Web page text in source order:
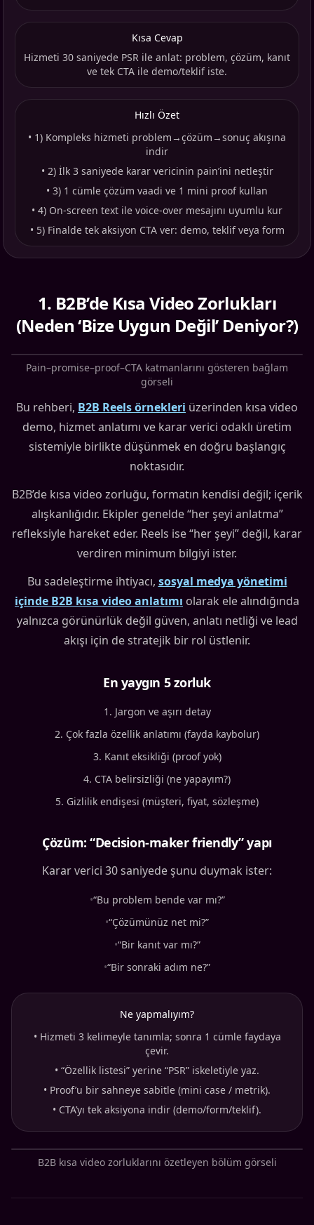
Kısa Cevap
Hizmeti 30 saniyede PSR ile anlat: problem, çözüm, kanıt
ve tek CTA ile demo/teklif iste.
Hızlı Özet
• 1) Kompleks hizmeti problem→çözüm→sonuç akışına
indir
• 2) İlk 3 saniyede karar vericinin pain’ini netleştir
• 3) 1 cümle çözüm vaadi ve 1 mini proof kullan
• 4) On-screen text ile voice-over mesajını uyumlu kur
• 5) Finalde tek aksiyon CTA ver: demo, teklif veya form
1. B2B’de Kısa Video Zorlukları
(Neden ‘Bize Uygun Değil’ Deniyor?)
Pain–promise–proof–CTA katmanlarını gösteren bağlam
görseli
Bu rehberi, B2B Reels örnekleri üzerinden kısa video
demo, hizmet anlatımı ve karar verici odaklı üretim
sistemiyle birlikte düşünmek en doğru başlangıç
noktasıdır.
B2B’de kısa video zorluğu, formatın kendisi değil; içerik
alışkanlığıdır. Ekipler genelde “her şeyi anlatma”
refleksiyle hareket eder. Reels ise “her şeyi” değil, karar
verdiren minimum bilgiyi ister.
Bu sadeleştirme ihtiyacı, sosyal medya yönetimi
içinde B2B kısa video anlatımı olarak ele alındığında
yalnızca görünürlük değil güven, anlatı netliği ve lead
akışı için de stratejik bir rol üstlenir.
En yaygın 5 zorluk
Jargon ve aşırı detay
Çok fazla özellik anlatımı (fayda kaybolur)
Kanıt eksikliği (proof yok)
CTA belirsizliği (ne yapayım?)
Gizlilik endişesi (müşteri, fiyat, sözleşme)
Çözüm: “Decision-maker friendly” yapı
Karar verici 30 saniyede şunu duymak ister:
•“Bu problem bende var mı?”
•“Çözümünüz net mi?”
•“Bir kanıt var mı?”
•“Bir sonraki adım ne?”
Ne yapmalıyım?
• Hizmeti 3 kelimeyle tanımla; sonra 1 cümle faydaya
çevir.
• “Özellik listesi” yerine “PSR” iskeletiyle yaz.
• Proof’u bir sahneye sabitle (mini case / metrik).
• CTA’yı tek aksiyona indir (demo/form/teklif).
B2B kısa video zorluklarını özetleyen bölüm görseli